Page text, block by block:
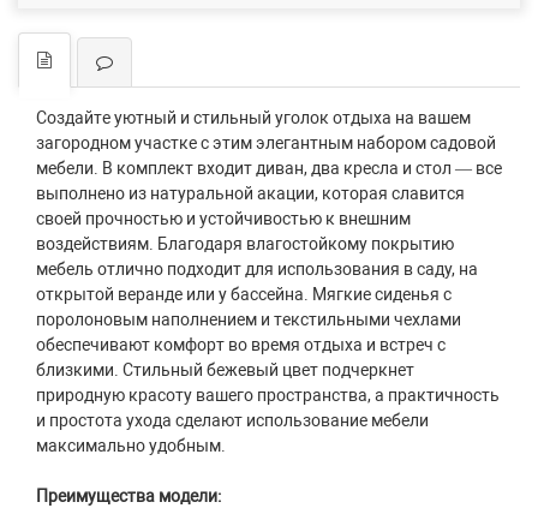
Создайте уютный и стильный уголок отдыха на вашем
загородном участке с этим элегантным набором садовой
мебели. В комплект входит диван, два кресла и стол — все
выполнено из натуральной акации, которая славится
своей прочностью и устойчивостью к внешним
воздействиям. Благодаря влагостойкому покрытию
мебель отлично подходит для использования в саду, на
открытой веранде или у бассейна. Мягкие сиденья с
поролоновым наполнением и текстильными чехлами
обеспечивают комфорт во время отдыха и встреч с
близкими. Стильный бежевый цвет подчеркнет
природную красоту вашего пространства, а практичность
и простота ухода сделают использование мебели
максимально удобным.
Преимущества модели: